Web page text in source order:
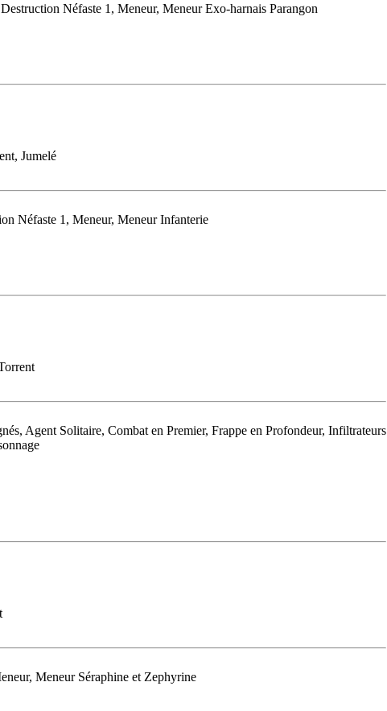
Néfaste 1, Meneur, Meneur Exo-harnais Parangon
Jumelé
Néfaste 1, Meneur, Meneur Infanterie
Agent Solitaire, Combat en Premier, Frappe en Profondeur, Infiltrateurs
Meneur Séraphine et Zephyrine